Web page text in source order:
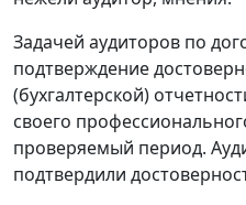
Задачей аудиторов по
подтверждение
(бухгалтерской)
своего
проверяемый период.
подтвердили